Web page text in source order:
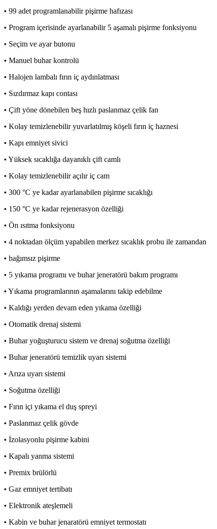
• 99 adet programlanabilir pişirme hafızası
• Program içerisinde ayarlanabilir 5 aşamalı pişirme fonksiyonu
• Seçim ve ayar butonu
• Manuel buhar kontrolü
• Halojen lambalı fırın iç aydınlatması
• Sızdırmaz kapı contası
• Çift yöne dönebilen beş hızlı paslanmaz çelik fan
• Kolay temizlenebilir yuvarlatılmış köşeli fırın iç haznesi
• Kapı emniyet sivici
• Yüksek sıcaklığa dayanıklı çift camlı
• Kolay temizlenebilir açılır iç cam
• 300 °C ye kadar ayarlanabilen pişirme sıcaklığı
• 150 °C ye kadar rejenerasyon özelliği
• Ön ısıtma fonksiyonu
• 4 noktadan ölçüm yapabilen merkez sıcaklık probu ile zamandan
• bağımsız pişirme
• 5 yıkama programı ve buhar jeneratörü bakım programı
• Yıkama programlarının aşamalarını takip edebilme
• Kaldığı yerden devam eden yıkama özelliği
• Otomatik drenaj sistemi
• Buhar yoğuşturucu sistem ve drenaj soğutma özelliği
• Buhar jeneratörü temizlik uyarı sistemi
• Arıza uyarı sistemi
• Soğutma özelliği
• Fırın içi yıkama el duş spreyi
• Paslanmaz çelik gövde
• İzolasyonlu pişirme kabini
• Kapalı yanma sistemi
• Premix brülörlü
• Gaz emniyet tertibatı
• Elektronik ateşlemeli
• Kabin ve buhar jenaratörü emniyet termostatı